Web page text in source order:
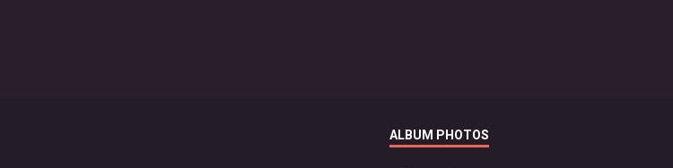
ALBUM PHOTOS